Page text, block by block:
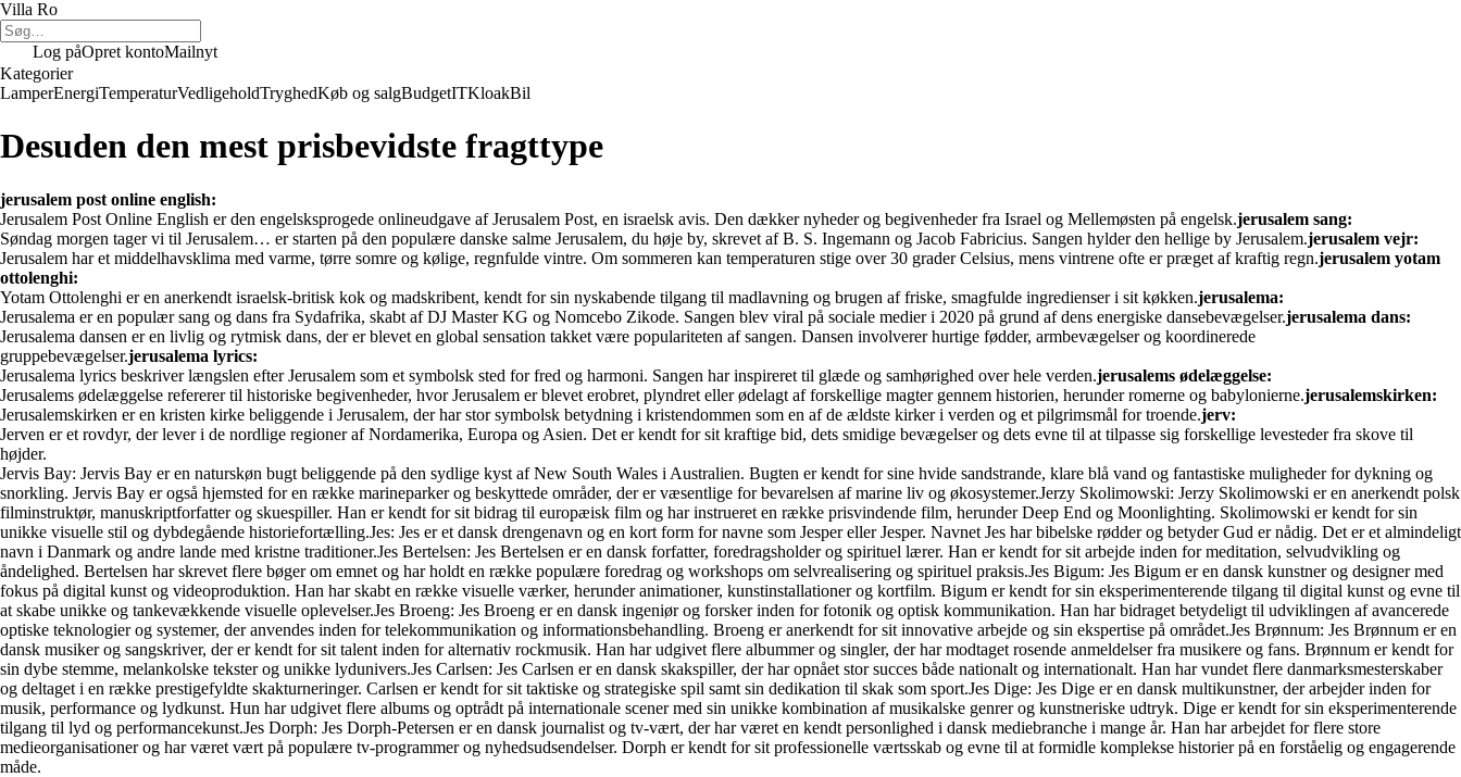
Villa Ro
Log påOpret kontoMailnyt
Kategorier
LamperEnergiTemperaturVedligeholdTryghedKøb og salgBudgetITKloakBil
Desuden den mest prisbevidste fragttype
jerusalem post online english:
Jerusalem Post Online English er den engelsksprogede onlineudgave af Jerusalem Post, en israelsk avis. Den dækker nyheder og begivenheder fra Israel og Mellemøsten på engelsk.jerusalem sang:
Søndag morgen tager vi til Jerusalem… er starten på den populære danske salme Jerusalem, du høje by, skrevet af B. S. Ingemann og Jacob Fabricius. Sangen hylder den hellige by Jerusalem.jerusalem vejr:
Jerusalem har et middelhavsklima med varme, tørre somre og kølige, regnfulde vintre. Om sommeren kan temperaturen stige over 30 grader Celsius, mens vintrene ofte er præget af kraftig regn.jerusalem yotam
ottolenghi:
Yotam Ottolenghi er en anerkendt israelsk-britisk kok og madskribent, kendt for sin nyskabende tilgang til madlavning og brugen af friske, smagfulde ingredienser i sit køkken.jerusalema:
Jerusalema er en populær sang og dans fra Sydafrika, skabt af DJ Master KG og Nomcebo Zikode. Sangen blev viral på sociale medier i 2020 på grund af dens energiske dansebevægelser.jerusalema dans:
Jerusalema dansen er en livlig og rytmisk dans, der er blevet en global sensation takket være populariteten af ​​sangen. Dansen involverer hurtige fødder, armbevægelser og koordinerede
gruppebevægelser.jerusalema lyrics:
Jerusalema lyrics beskriver længslen efter Jerusalem som et symbolsk sted for fred og harmoni. Sangen har inspireret til glæde og samhørighed over hele verden.jerusalems ødelæggelse:
Jerusalems ødelæggelse refererer til historiske begivenheder, hvor Jerusalem er blevet erobret, plyndret eller ødelagt af forskellige magter gennem historien, herunder romerne og babylonierne.jerusalemskirken:
Jerusalemskirken er en kristen kirke beliggende i Jerusalem, der har stor symbolsk betydning i kristendommen som en af de ældste kirker i verden og et pilgrimsmål for troende.jerv:
Jerven er et rovdyr, der lever i de nordlige regioner af Nordamerika, Europa og Asien. Det er kendt for sit kraftige bid, dets smidige bevægelser og dets evne til at tilpasse sig forskellige levesteder fra skove til
højder.
Jervis Bay: Jervis Bay er en naturskøn bugt beliggende på den sydlige kyst af New South Wales i Australien. Bugten er kendt for sine hvide sandstrande, klare blå vand og fantastiske muligheder for dykning og
snorkling. Jervis Bay er også hjemsted for en række marineparker og beskyttede områder, der er væsentlige for bevarelsen af marine liv og økosystemer.Jerzy Skolimowski: Jerzy Skolimowski er en anerkendt polsk
filminstruktør, manuskriptforfatter og skuespiller. Han er kendt for sit bidrag til europæisk film og har instrueret en række prisvindende film, herunder Deep End og Moonlighting. Skolimowski er kendt for sin
unikke visuelle stil og dybdegående historiefortælling.Jes: Jes er et dansk drengenavn og en kort form for navne som Jesper eller Jesper. Navnet Jes har bibelske rødder og betyder Gud er nådig. Det er et almindeligt
navn i Danmark og andre lande med kristne traditioner.Jes Bertelsen: Jes Bertelsen er en dansk forfatter, foredragsholder og spirituel lærer. Han er kendt for sit arbejde inden for meditation, selvudvikling og
åndelighed. Bertelsen har skrevet flere bøger om emnet og har holdt en række populære foredrag og workshops om selvrealisering og spirituel praksis.Jes Bigum: Jes Bigum er en dansk kunstner og designer med
fokus på digital kunst og videoproduktion. Han har skabt en række visuelle værker, herunder animationer, kunstinstallationer og kortfilm. Bigum er kendt for sin eksperimenterende tilgang til digital kunst og evne til
at skabe unikke og tankevækkende visuelle oplevelser.Jes Broeng: Jes Broeng er en dansk ingeniør og forsker inden for fotonik og optisk kommunikation. Han har bidraget betydeligt til udviklingen af avancerede
optiske teknologier og systemer, der anvendes inden for telekommunikation og informationsbehandling. Broeng er anerkendt for sit innovative arbejde og sin ekspertise på området.Jes Brønnum: Jes Brønnum er en
dansk musiker og sangskriver, der er kendt for sit talent inden for alternativ rockmusik. Han har udgivet flere albummer og singler, der har modtaget rosende anmeldelser fra musikere og fans. Brønnum er kendt for
sin dybe stemme, melankolske tekster og unikke lydunivers.Jes Carlsen: Jes Carlsen er en dansk skakspiller, der har opnået stor succes både nationalt og internationalt. Han har vundet flere danmarksmesterskaber
og deltaget i en række prestigefyldte skakturneringer. Carlsen er kendt for sit taktiske og strategiske spil samt sin dedikation til skak som sport.Jes Dige: Jes Dige er en dansk multikunstner, der arbejder inden for
musik, performance og lydkunst. Hun har udgivet flere albums og optrådt på internationale scener med sin unikke kombination af musikalske genrer og kunstneriske udtryk. Dige er kendt for sin eksperimenterende
tilgang til lyd og performancekunst.Jes Dorph: Jes Dorph-Petersen er en dansk journalist og tv-vært, der har været en kendt personlighed i dansk mediebranche i mange år. Han har arbejdet for flere store
medieorganisationer og har været vært på populære tv-programmer og nyhedsudsendelser. Dorph er kendt for sit professionelle værtsskab og evne til at formidle komplekse historier på en forståelig og engagerende
måde.